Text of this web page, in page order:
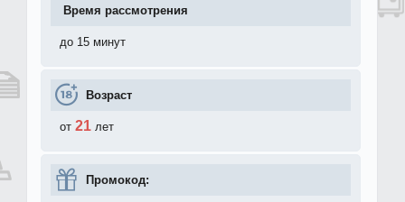
Время рассмотрения
до 15 минут
Возраст
от 21 лет
Промокод: